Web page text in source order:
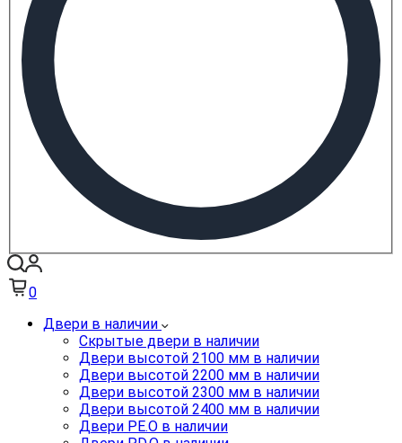
0
Двери в наличии
Скрытые двери в наличии
Двери высотой 2100 мм в наличии
Двери высотой 2200 мм в наличии
Двери высотой 2300 мм в наличии
Двери высотой 2400 мм в наличии
Двери PE.O в наличии